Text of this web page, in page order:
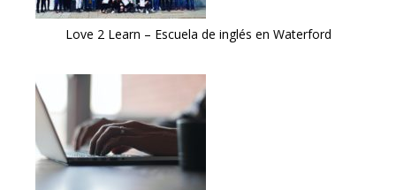
Love 2 Learn – Escuela de inglés en Waterford